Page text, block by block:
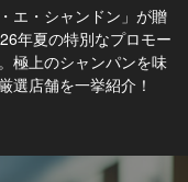
・エ・シャンドン」が贈
年夏の特別なプロモー
極上のシャンパンを味
選店舗を一挙紹介！